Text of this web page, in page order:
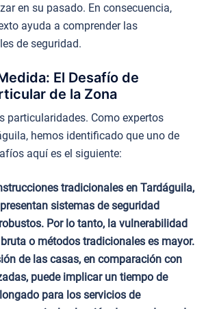
en su pasado. En consecuencia,
ayuda a comprender las
de seguridad.
El Desafío de
de la Zona
particularidades. Como expertos
hemos identificado que uno de
aquí es el siguiente:
tradicionales en Tardáguila,
sistemas de seguridad
Por lo tanto, la vulnerabilidad
o métodos tradicionales es mayor.
de las casas, en comparación con
puede implicar un tiempo de
para los servicios de